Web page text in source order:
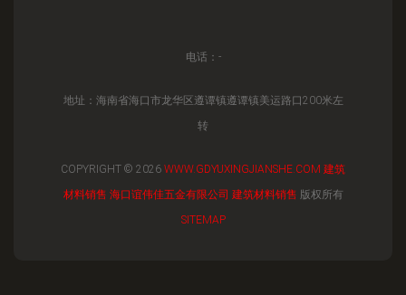
电话：-
地址：海南省海口市龙华区遵谭镇遵谭镇美运路口200米左
转
COPYRIGHT © 2026 WWW.GDYUXINGJIANSHE.COM 建筑
材料销售 海口谊伟佳五金有限公司 建筑材料销售 版权所有
SITEMAP